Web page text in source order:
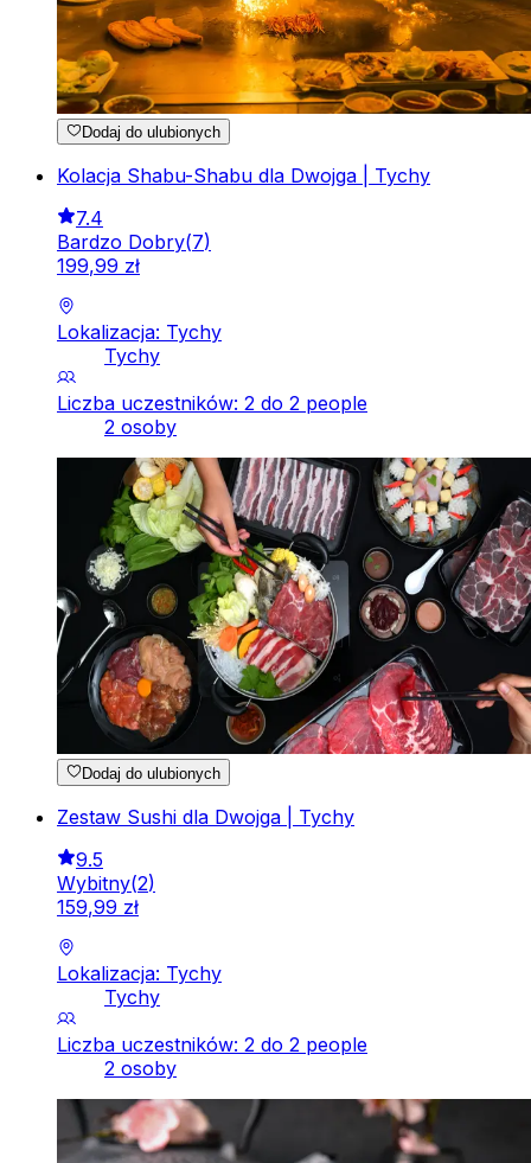
Dodaj do ulubionych
Kolacja Shabu-Shabu dla Dwojga | Tychy
7.4
Bardzo Dobry(7)
199,99 zł
Lokalizacja: Tychy
Tychy
Liczba uczestników: 2 do 2 people
2 osoby
Dodaj do ulubionych
Zestaw Sushi dla Dwojga | Tychy
9.5
Wybitny(2)
159,99 zł
Lokalizacja: Tychy
Tychy
Liczba uczestników: 2 do 2 people
2 osoby